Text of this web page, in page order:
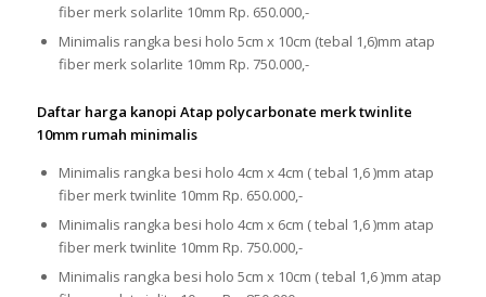
fiber merk solarlite 10mm Rp. 650.000,-
Minimalis rangka besi holo 5cm x 10cm (tebal 1,6)mm atap
fiber merk solarlite 10mm Rp. 750.000,-
Daftar harga kanopi Atap polycarbonate merk twinlite
10mm rumah minimalis
Minimalis rangka besi holo 4cm x 4cm ( tebal 1,6 )mm atap
fiber merk twinlite 10mm Rp. 650.000,-
Minimalis rangka besi holo 4cm x 6cm ( tebal 1,6 )mm atap
fiber merk twinlite 10mm Rp. 750.000,-
Minimalis rangka besi holo 5cm x 10cm ( tebal 1,6 )mm atap